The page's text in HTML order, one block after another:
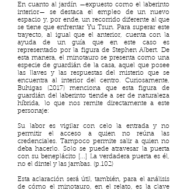
En cuanto al jardín —expuesto como el laberinto
interior— se destaca el empleo de un nuevo
espacio y, por ende, un recorrido diferente al que
se tiene que enfrentar Yu Tsun. Para superar este
trayecto, al igual que el anterior, cuenta con la
ayuda de un guía que en este caso es
representado por la figura de Stephen Albert. De
esta manera, el minotauro se presenta como una
especie de guardián de la casa, aquel que posee
las llaves y las respuestas del misterio que se
encuentra al interior del centro. Curiosamente,
Buhigas (2017) menciona que esta figura de
guardián del laberinto tiende a ser de naturaleza
híbrida, lo que nos remite directamente a este
personaje:
Su labor es vigilar con celo la entrada y no
permitir el acceso a quien no reúna las
credenciales. Tampoco permite salir a quien no
deba hacerlo. Solo se puede atravesar la puerta
con su beneplácito [...] La verdadera puerta es él,
no el dintel y las jambas. (p.102)
Esta aclaración será útil, también, para el análisis
de cómo el minotauro, en el relato, es la clave